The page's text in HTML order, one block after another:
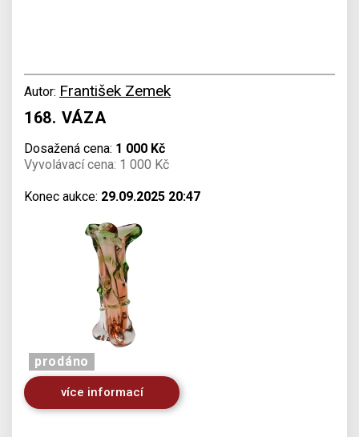
Autor: František Zemek
168. VÁZA
Dosažená cena: 1 000 Kč
Vyvolávací cena: 1 000 Kč
Konec aukce: 29.09.2025 20:47
prodáno
více informací